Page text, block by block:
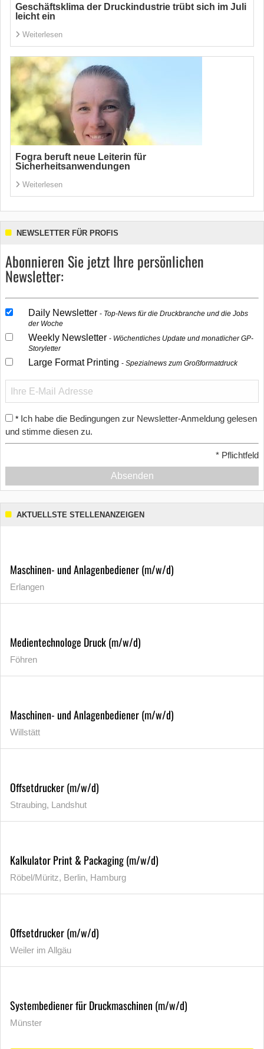
Geschäftsklima der Druckindustrie trübt sich im Juli
leicht ein
Weiterlesen
Fogra beruft neue Leiterin für
Sicherheitsanwendungen
Weiterlesen
NEWSLETTER FÜR PROFIS
Abonnieren Sie jetzt Ihre persönlichen
Newsletter:
Daily Newsletter
Top-News für die Druckbranche und die Jobs
der Woche
Weekly Newsletter
Wöchentliches Update und monatlicher GP-
Storyletter
Large Format Printing Spezialnews zum Großformatdruck
* Ich habe die Bedingungen zur Newsletter-Anmeldung gelesen
und stimme diesen zu.
* Pflichtfeld
Absenden
AKTUELLSTE STELLENANZEIGEN
Maschinen- und Anlagenbediener (m/w/d)
Erlangen
Medientechnologe Druck (m/w/d)
Föhren
Maschinen- und Anlagenbediener (m/w/d)
Willstätt
Offsetdrucker (m/w/d)
Straubing, Landshut
Kalkulator Print & Packaging (m/w/d)
Röbel/Müritz, Berlin, Hamburg
Offsetdrucker (m/w/d)
Weiler im Allgäu
Systembediener für Druckmaschinen (m/w/d)
Münster